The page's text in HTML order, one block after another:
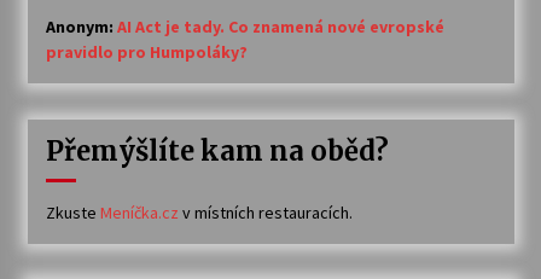
Anonym: AI Act je tady. Co znamená nové evropské
pravidlo pro Humpoláky?
Přemýšlíte kam na oběd?
Zkuste Meníčka.cz v místních restauracích.